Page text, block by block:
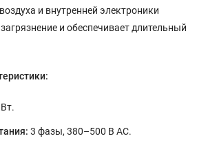
и внутренней электроники
и обеспечивает длительный
3 фазы, 380–500 В AC.